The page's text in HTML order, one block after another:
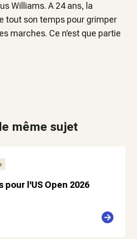
Williams. A 24 ans, la
tout son temps pour grimper
marches. Ce n’est que partie
même sujet
l'US Open 2026